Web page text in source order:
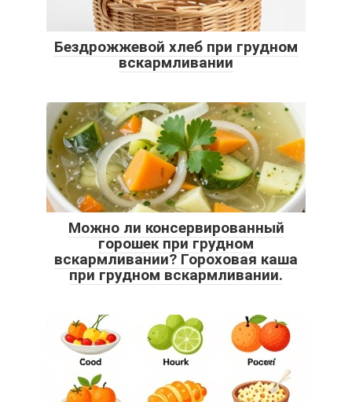
Бездрожжевой хлеб при грудном
вскармливании
Можно ли консервированный
горошек при грудном
вскармливании? Гороховая каша
при грудном вскармливании.